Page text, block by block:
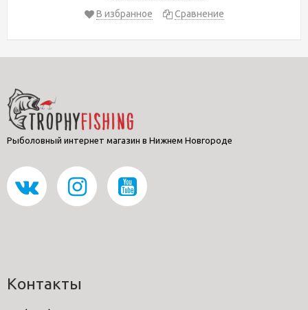
В избранное
Сравнение
Рыболовный интернет магазин в Нижнем Новгороде
Контакты